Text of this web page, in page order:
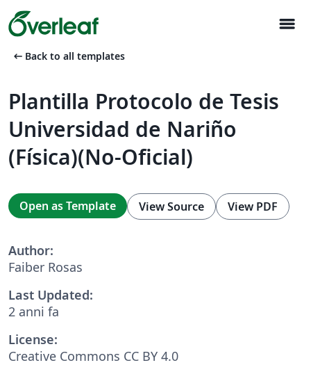
menu
arrow_left_alt Back to all templates
Plantilla Protocolo de Tesis
Universidad de Nariño
(Física)(No-Oficial)
Open as Template View Source View PDF
Author:
Faiber Rosas
Last Updated:
2 anni fa
License:
Creative Commons CC BY 4.0